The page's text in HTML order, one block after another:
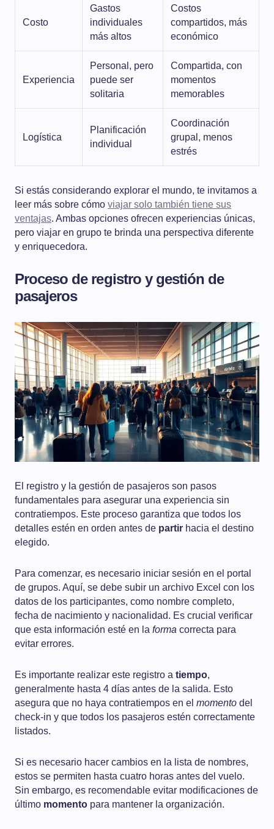
Costo
Gastos
individuales
más altos
Costos
compartidos, más
económico
Experiencia
Personal, pero
puede ser
solitaria
Compartida, con
momentos
memorables
Logística
Planificación
individual
Coordinación
grupal, menos
estrés
Si estás considerando explorar el mundo, te invitamos a
leer más sobre cómo viajar solo también tiene sus
ventajas. Ambas opciones ofrecen experiencias únicas,
pero viajar en grupo te brinda una perspectiva diferente
y enriquecedora.
Proceso de registro y gestión de
pasajeros
El registro y la gestión de pasajeros son pasos
fundamentales para asegurar una experiencia sin
contratiempos. Este proceso garantiza que todos los
detalles estén en orden antes de partir hacia el destino
elegido.
Para comenzar, es necesario iniciar sesión en el portal
de grupos. Aquí, se debe subir un archivo Excel con los
datos de los participantes, como nombre completo,
fecha de nacimiento y nacionalidad. Es crucial verificar
que esta información esté en la forma correcta para
evitar errores.
Es importante realizar este registro a tiempo,
generalmente hasta 4 días antes de la salida. Esto
asegura que no haya contratiempos en el momento del
check-in y que todos los pasajeros estén correctamente
listados.
Si es necesario hacer cambios en la lista de nombres,
estos se permiten hasta cuatro horas antes del vuelo.
Sin embargo, es recomendable evitar modificaciones de
último momento para mantener la organización.